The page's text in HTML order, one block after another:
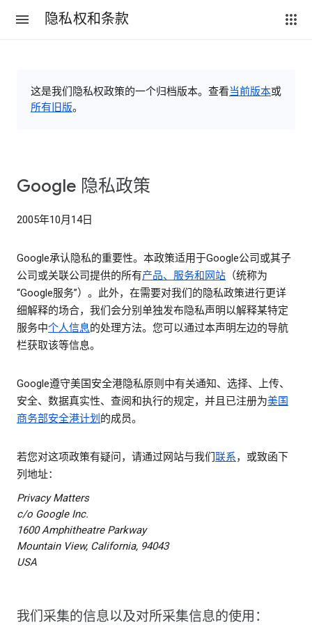
隐私权和条款
这是我们隐私权政策的一个归档版本。查看当前版本或
所有旧版。
Google 隐私政策
2005年10月14日
Google承认隐私的重要性。本政策适用于Google公司或其子
公司或关联公司提供的所有产品、服务和网站 （统称为
“Google服务”）。此外，在需要对我们的隐私政策进行更详
细解释的场合，我们会分别单独发布隐私声明以解释某特定
服务中个人信息的处理方法。您可以通过本声明左边的导航
栏获取该等信息。
Google遵守美国安全港隐私原则中有关通知、选择、上传、
安全、数据真实性、查阅和执行的规定，并且已注册为美国
商务部安全港计划 的成员。
若您对这项政策有疑问，请通过网站与我们联系，或致函下
列地址：
Privacy Matters
c/o Google Inc.
1600 Amphitheatre Parkway
Mountain View, California, 94043
USA
我们采集的信息以及对所采集信息的使用：